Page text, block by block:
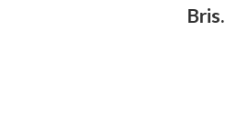
Bris.